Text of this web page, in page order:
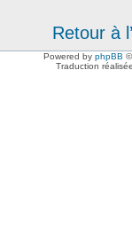
Retour à
Powered by phpBB
Traduction